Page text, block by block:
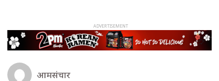
आमसंचार